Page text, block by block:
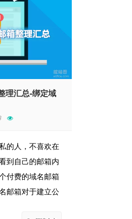
理汇总-绑定域
的人，不喜欢在
到自己的邮箱内
付费的域名邮箱
邮箱对于建立公